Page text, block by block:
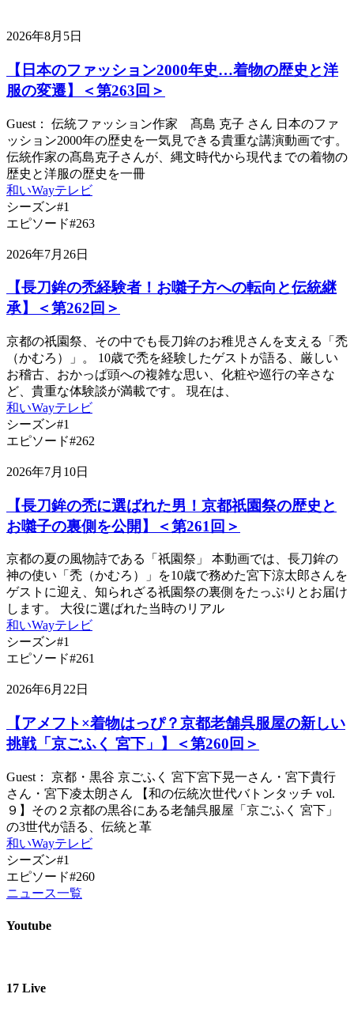
2026年8月5日
【日本のファッション2000年史…着物の歴史と洋
服の変遷】＜第263回＞
Guest： 伝統ファッション作家 髙島 克子 さん 日本のファ
ッション2000年の歴史を一気見できる貴重な講演動画です。
伝統作家の髙島克子さんが、縄文時代から現代までの着物の
歴史と洋服の歴史を一冊
和いWayテレビ
シーズン#1
エピソード#263
2026年7月26日
【長刀鉾の禿経験者！お囃子方への転向と伝統継
承】＜第262回＞
京都の祇園祭、その中でも長刀鉾のお稚児さんを支える「禿
（かむろ）」。 10歳で禿を経験したゲストが語る、厳しい
お稽古、おかっぱ頭への複雑な思い、化粧や巡行の辛さな
ど、貴重な体験談が満載です。 現在は、
和いWayテレビ
シーズン#1
エピソード#262
2026年7月10日
【長刀鉾の禿に選ばれた男！京都祇園祭の歴史と
お囃子の裏側を公開】＜第261回＞
京都の夏の風物詩である「祇園祭」 本動画では、長刀鉾の
神の使い「禿（かむろ）」を10歳で務めた宮下涼太郎さんを
ゲストに迎え、知られざる祇園祭の裏側をたっぷりとお届け
します。 大役に選ばれた当時のリアル
和いWayテレビ
シーズン#1
エピソード#261
2026年6月22日
【アメフト×着物はっぴ？京都老舗呉服屋の新しい
挑戦「京ごふく 宮下」】＜第260回＞
Guest： 京都・黒谷 京ごふく 宮下宮下晃一さん・宮下貴行
さん・宮下凌太朗さん 【和の伝統次世代バトンタッチ vol.
９】その２京都の黒谷にある老舗呉服屋「京ごふく 宮下」
の3世代が語る、伝統と革
和いWayテレビ
シーズン#1
エピソード#260
ニュース一覧
Youtube
17 Live